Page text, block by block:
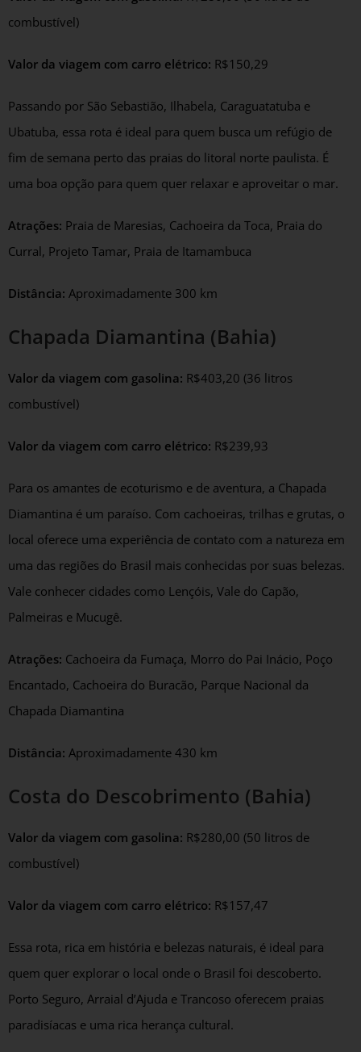
combustível)
Valor da viagem com carro elétrico: R$150,29
Passando por São Sebastião, Ilhabela, Caraguatatuba e
Ubatuba, essa rota é ideal para quem busca um refúgio de
fim de semana perto das praias do litoral norte paulista. É
uma boa opção para quem quer relaxar e aproveitar o mar.
Atrações: Praia de Maresias, Cachoeira da Toca, Praia do
Curral, Projeto Tamar, Praia de Itamambuca
Distância: Aproximadamente 300 km
Chapada Diamantina (Bahia)
Valor da viagem com gasolina: R$403,20 (36 litros
combustível)
Valor da viagem com carro elétrico: R$239,93
Para os amantes de ecoturismo e de aventura, a Chapada
Diamantina é um paraíso. Com cachoeiras, trilhas e grutas, o
local oferece uma experiência de contato com a natureza em
uma das regiões do Brasil mais conhecidas por suas belezas.
Vale conhecer cidades como Lençóis, Vale do Capão,
Palmeiras e Mucugê.
Atrações: Cachoeira da Fumaça, Morro do Pai Inácio, Poço
Encantado, Cachoeira do Buracão, Parque Nacional da
Chapada Diamantina
Distância: Aproximadamente 430 km
Costa do Descobrimento (Bahia)
Valor da viagem com gasolina: R$280,00 (50 litros de
combustível)
Valor da viagem com carro elétrico: R$157,47
Essa rota, rica em história e belezas naturais, é ideal para
quem quer explorar o local onde o Brasil foi descoberto.
Porto Seguro, Arraial d’Ajuda e Trancoso oferecem praias
paradisíacas e uma rica herança cultural.